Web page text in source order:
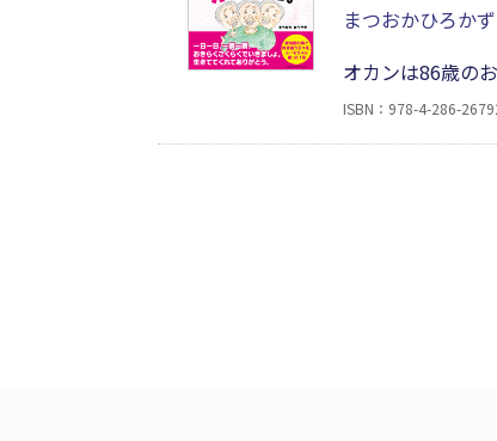
まつおかひろかず
オカンは86歳の
昨年倒れた時に
瞬、おきらくご
ISBN：978-4-286-